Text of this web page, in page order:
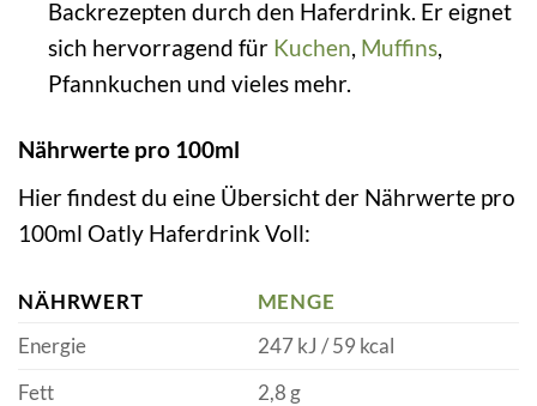
Backrezepten durch den Haferdrink. Er eignet
sich hervorragend für Kuchen, Muffins,
Pfannkuchen und vieles mehr.
Nährwerte pro 100ml
Hier findest du eine Übersicht der Nährwerte pro
100ml Oatly Haferdrink Voll:
NÄHRWERT
MENGE
Energie
247 kJ / 59 kcal
Fett
2,8 g